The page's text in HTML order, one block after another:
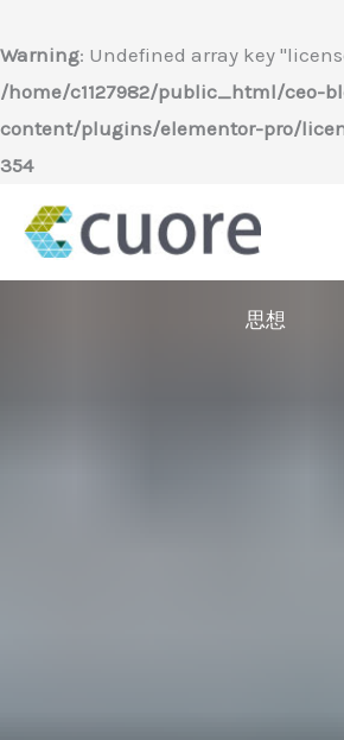
Warning: Undefined array key
/home/c1127982/public_html/ceo-
content/plugins/elementor-pro/
354
容
を
ス
キ
思想